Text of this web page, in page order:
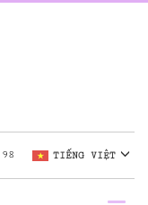
TIẾNG VIỆT